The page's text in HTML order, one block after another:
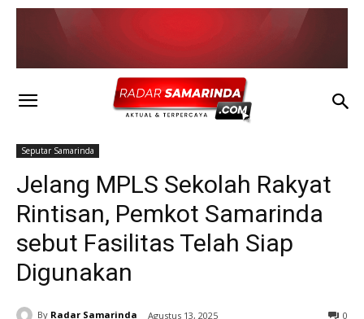
Seputar Samarinda
Jelang MPLS Sekolah Rakyat
Rintisan, Pemkot Samarinda
sebut Fasilitas Telah Siap
Digunakan
By Radar Samarinda Agustus 13, 2025 0